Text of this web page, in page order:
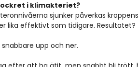
i klimakteriet?
sjunker påverkas
lika effektivt som tidigare. Resultatet?
upp och ner.